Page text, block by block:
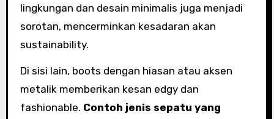
lingkungan dan desain minimalis juga menjadi
sorotan, mencerminkan kesadaran akan
sustainability.
Di sisi lain, boots dengan hiasan atau aksen
metalik memberikan kesan edgy dan
fashionable. Contoh jenis sepatu yang